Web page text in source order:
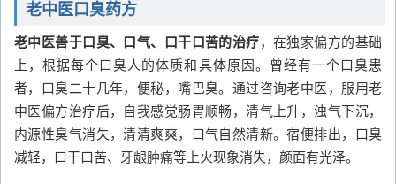
老中医口臭药方
老中医善于口臭、口气、口干口苦的治疗，在独家偏方的基础
上，根据每个口臭人的体质和具体原因。曾经有一个口臭患
者，口臭二十几年，便秘，嘴巴臭。通过咨询老中医，服用老
中医偏方治疗后，自我感觉肠胃顺畅，清气上升，浊气下沉，
内源性臭气消失，清清爽爽，口气自然清新。宿便排出，口臭
减轻，口干口苦、牙龈肿痛等上火现象消失，颜面有光泽。